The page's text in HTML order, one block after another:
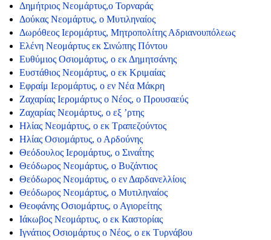
Δημήτριος Νεομάρτυς,ο Τορναράς
Δούκας Νεομάρτυς, ο Μυτιληναίος
Δωρόθεος Ιερομάρτυς, Μητροπολίτης Αδριανουπόλεως
Ελένη Νεομάρτυς εκ Σινώπης Πόντου
Ευθύμιος Οσιομάρτυς, ο εκ Δημητσάνης
Ευστάθιος Νεομάρτυς, ο εκ Κριμαίας
Εφραίμ Ιερομάρτυς, ο εν Νέα Μάκρη
Ζαχαρίας Ιερομάρτυς ο Νέος, ο Προυσαεύς
Ζαχαρίας Νεομάρτυς, ο εξ ’ρτης
Ηλίας Νεομάρτυς, ο εκ Τραπεζούντος
Ηλίας Οσιομάρτυς, ο Αρδούνης
Θεόδουλος Ιερομάρτυς, ο Σιναΐτης
Θεόδωρος Νεομάρτυς, ο Βυζάντιος
Θεόδωρος Νεομάρτυς, ο εν Δαρδανελλίοις
Θεόδωρος Νεομάρτυς, ο Μυτιληναίος
Θεοφάνης Οσιομάρτυς, ο Αγιορείτης
Ιάκωβος Νεομάρτυς, ο εκ Καστορίας
Ιγνάτιος Οσιομάρτυς ο Νέος, ο εκ Τυρνάβου